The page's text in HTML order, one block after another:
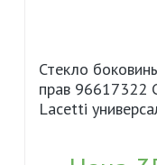
Стекло
прав 96617322
Lacetti